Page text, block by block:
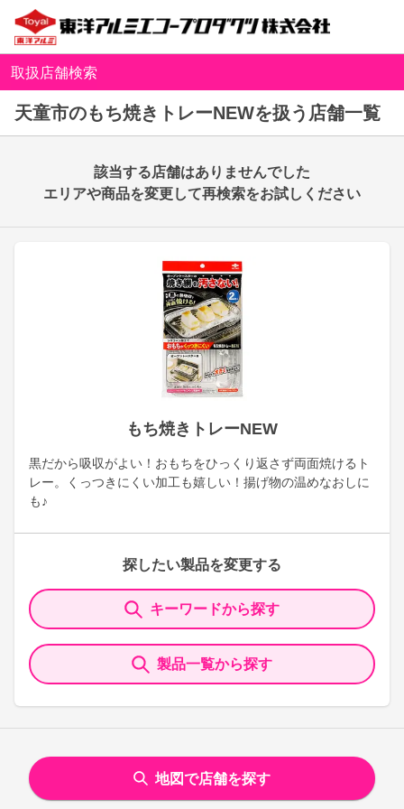
取扱店舗検索
天童市のもち焼きトレーNEWを扱う店舗一覧
もち焼きトレーNEW
黒だから吸収がよい！おもちをひっくり返さず両面焼けるト
レー。くっつきにくい加工も嬉しい！揚げ物の温めなおしに
も♪
探したい製品を変更する
キーワードから探す
製品一覧から探す
該当する店舗はありませんでした
エリアや商品を変更して再検索をお試しください
地図で店舗を探す